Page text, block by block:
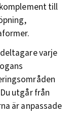
till
varje
utgår från
är anpassade